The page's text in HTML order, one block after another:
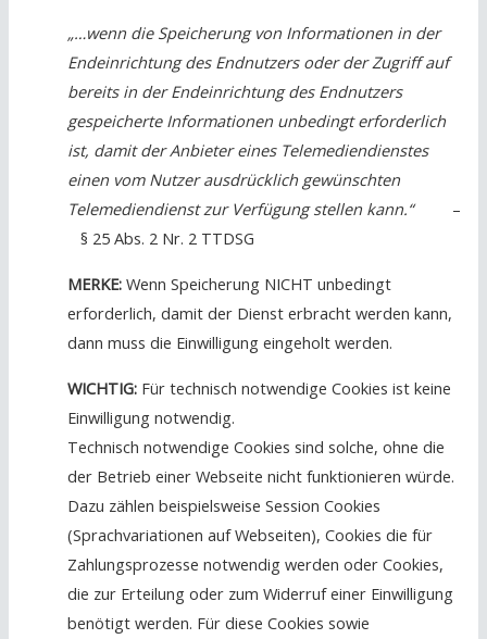
„…wenn die Speicherung von Informationen in der
Endeinrichtung des Endnutzers oder der Zugriff auf
bereits in der Endeinrichtung des Endnutzers
gespeicherte Informationen unbedingt erforderlich
ist, damit der Anbieter eines Telemediendienstes
einen vom Nutzer ausdrücklich gewünschten
Telemediendienst zur Verfügung stellen kann.“–
§ 25 Abs. 2 Nr. 2 TTDSG
MERKE:Wenn Speicherung NICHT unbedingt
erforderlich, damit der Dienst erbracht werden kann,
dann muss die Einwilligung eingeholt werden.
WICHTIG: Für technisch notwendige Cookies ist keine
Einwilligung notwendig.
Technisch notwendige Cookies sind solche, ohne die
der Betrieb einer Webseite nicht funktionieren würde.
Dazu zählen beispielsweise Session Cookies
(Sprachvariationen auf Webseiten), Cookies die für
Zahlungsprozesse notwendig werden oder Cookies,
die zur Erteilung oder zum Widerruf einer Einwilligung
benötigt werden. Für diese Cookies sowie